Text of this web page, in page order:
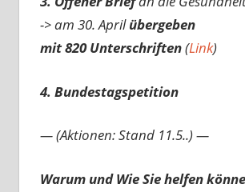
-> am 30. Aprilübergeben
mit 820 Unterschriften(Link)
4. Bundestagspetition
— (Aktionen: Stand 11.5..) —
Warum und Wie Sie helfen